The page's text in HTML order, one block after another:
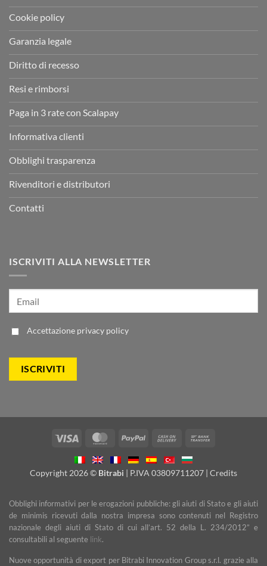
Cookie policy
Garanzia legale
Diritto di recesso
Resi e rimborsi
Paga in 3 rate con Scalapay
Informativa clienti
Obblighi trasparenza
Rivenditori e distributori
Contatti
ISCRIVITI ALLA NEWSLETTER
Accettazione privacy policy
Visa MasterCardPayPal
Cash
Delivery
Copyright 2026 © Bitrabi | P.IVA 03809711207 | Credits
Obblighi informativi per le erogazioni pubbliche: gli aiuti di Stato e gli aiuti
de minimis ricevuti dalla nostra impresa sono contenuti nel Registro
nazionale degli aiuti di Stato di cui all’art. 52 della L. 234/2012” e
consultabili al seguente link.
Nuove opportunità di export per Bitrabi Innovation Group s.r.l. grazie alla